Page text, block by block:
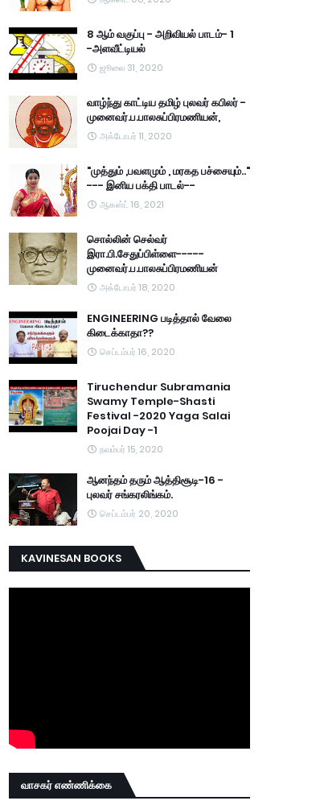
8 ஆம் வகுப்பு - அறிவியல் பாடம்- 1
-அளவீட்டியல்
ஜூலை 31, 2020
வாழ்ந்து காட்டிய தமிழ் புலவர் கபிலர் -
முனைவர்.ப.பாலசுப்பிரமணியன்,
அக்டோபர் 11, 2020
"முத்தும் ,பவளமும் , மரகத பச்சையும்.."
--- இனிய பக்தி பாடல்--
ஆகஸ்ட் 16, 2021
சொல்லின் செல்வர்
இரா.பி.சேதுப்பிள்ளை-----
முனைவர்.ப.பாலசுப்பிரமணியன்
அக்டோபர் 18, 2020
ENGINEERING படித்தால் வேலை
கிடைக்காதா??
செப்டம்பர் 16, 2020
Tiruchendur Subramania
Swamy Temple-Shasti
Festival -2020 Yaga Salai
Poojai Day -1
நவம்பர் 15, 2020
ஆனந்தம் தரும் ஆத்திசூடி-16 -
புலவர் சங்கரலிங்கம்.
செப்டம்பர் 20, 2020
KAVINESAN BOOKS
வாசகர் எண்ணிக்கை